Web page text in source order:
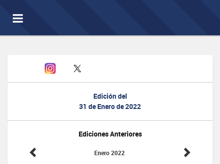
Toggle
navigation
Edición del
31 de Enero de 2022
Ediciones Anteriores
Enero 2022